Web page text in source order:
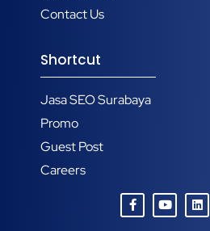
Contact Us
Shortcut
Jasa SEO Surabaya
Promo
Guest Post
Careers